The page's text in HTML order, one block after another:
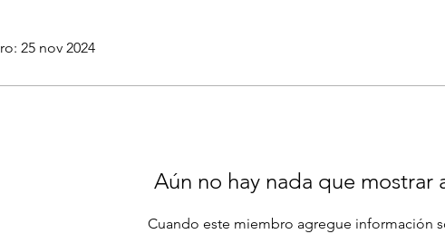
25 nov 2024
Aún no hay nada que mostrar
Cuando este miembro agregue información